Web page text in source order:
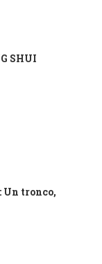
SHUI
Un tronco,